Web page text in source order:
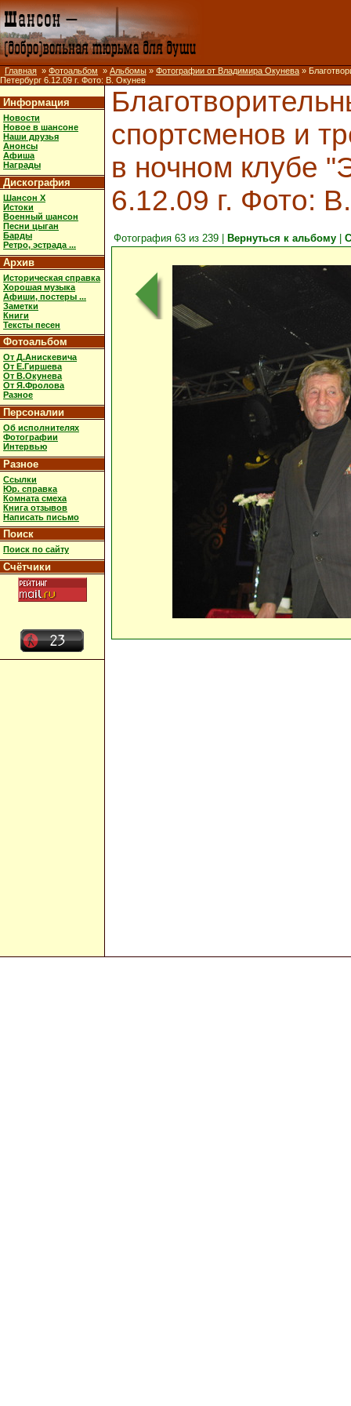
Главная » Фотоальбом » Альбомы » Фотографии от Владимира Окунева »
Петербург 6.12.09 г. Фото: В. Окунев
Информация
Новости
Новое в шансоне
Наши друзья
Анонсы
Афиша
Награды
Дискография
Шансон X
Истоки
Военный шансон
Песни цыган
Барды
Ретро, эстрада ...
Архив
Историческая справка
Хорошая музыка
Афиши, постеры ...
Заметки
Книги
Тексты песен
Фотоальбом
От Д.Анискевича
От Е.Гиршева
От В.Окунева
От Я.Фролова
Разное
Персоналии
Об исполнителях
Фотографии
Интервью
Разное
Ссылки
Юр. справка
Комната смеха
Книга отзывов
Написать письмо
Поиск
Поиск по сайту
Счётчики
спортсменов и
в ночном клубе
6.12.09 г. Фото:
Фотография 63 из 239 | Вернуться к альбому